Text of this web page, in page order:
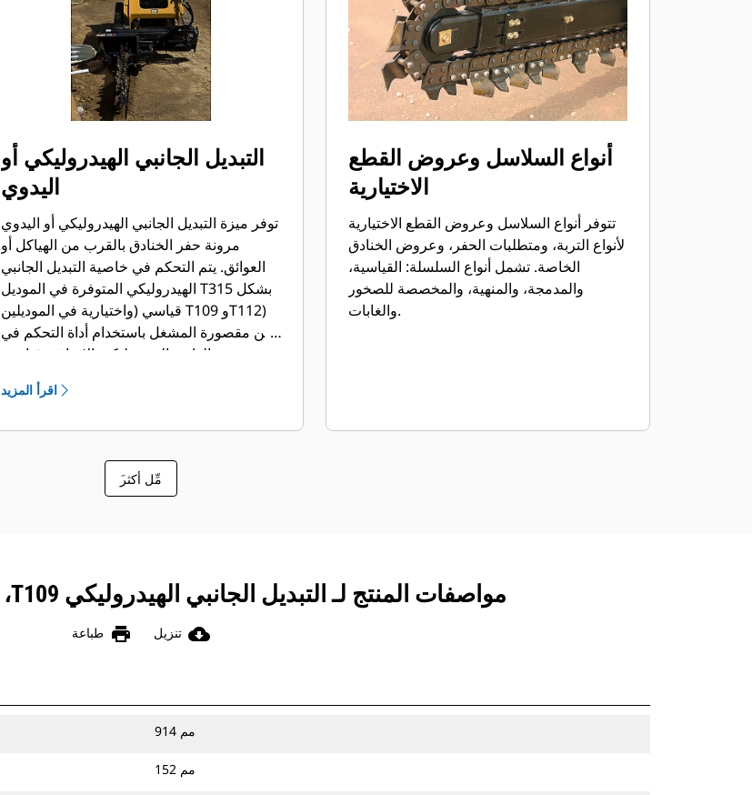
التبديل الجانبي الهيدروليكي أو
اليدوي
توفر ميزة التبديل الجانبي الهيدروليكي أو اليدوي
مرونة حفر الخنادق بالقرب من الهياكل أو
العوائق. يتم التحكم في خاصية التبديل الجانبي
الهيدروليكي المتوفرة في الموديل T315 بشكل
قياسي (واختيارية في الموديلين T109 وT112)
من مقصورة المشغل باستخدام أداة التحكم في
محدد الدائرة الهيدروليكية الإضافية قياسية
اقرأ المزيد
أنواع السلاسل وعروض القطع
الاختيارية
تتوفر أنواع السلاسل وعروض القطع الاختيارية
لأنواع التربة، ومتطلبات الحفر، وعروض الخنادق
الخاصة. تشمل أنواع السلسلة: القياسية،
والمدمجة، والمنهية، والمخصصة للصخور
والغابات.
َمِّل أكثر
مواصفات المنتج لـ التبديل الجانبي الهيدروليكي T109، سلسلة الصخور والثلوج
cloud_download تنزيل print طباعة
914 مم
152 مم